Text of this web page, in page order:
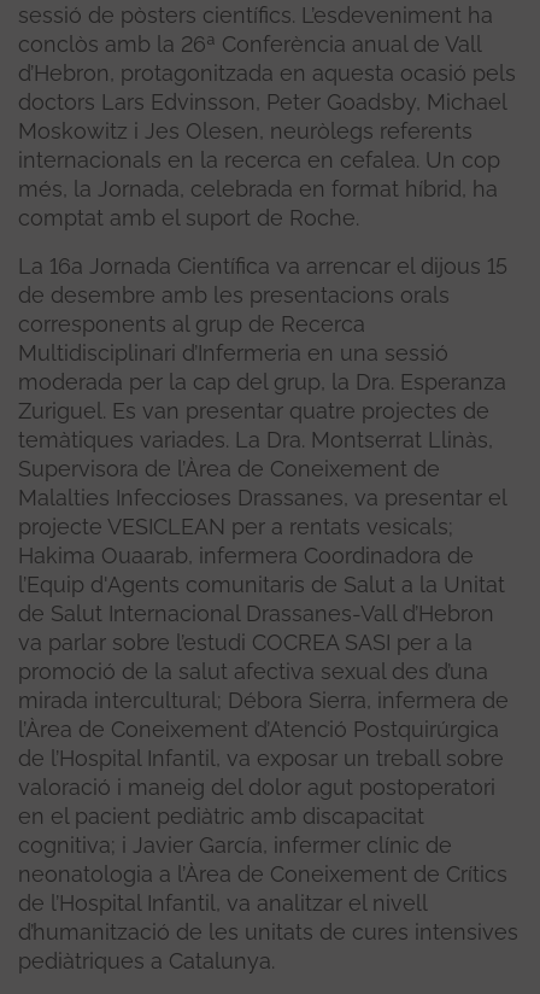
sessió de pòsters científics. L’esdeveniment ha
conclòs amb la 26ª Conferència anual de Vall
d’Hebron, protagonitzada en aquesta ocasió pels
doctors Lars Edvinsson, Peter Goadsby, Michael
Moskowitz i Jes Olesen, neuròlegs referents
internacionals en la recerca en cefalea. Un cop
més, la Jornada, celebrada en format híbrid, ha
comptat amb el suport de Roche.
La 16a Jornada Científica va arrencar el dijous 15
de desembre amb les presentacions orals
corresponents al grup de Recerca
Multidisciplinari d’Infermeria en una sessió
moderada per la cap del grup, la Dra. Esperanza
Zuriguel. Es van presentar quatre projectes de
temàtiques variades. La Dra. Montserrat Llinàs,
Supervisora de l’Àrea de Coneixement de
Malalties Infeccioses Drassanes, va presentar el
projecte VESICLEAN per a rentats vesicals;
Hakima Ouaarab, infermera Coordinadora de
l’Equip d'Agents comunitaris de Salut a la Unitat
de Salut Internacional Drassanes-Vall d’Hebron
va parlar sobre l’estudi COCREA SASI per a la
promoció de la salut afectiva sexual des d’una
mirada intercultural; Débora Sierra, infermera de
l’Àrea de Coneixement d’Atenció Postquirúrgica
de l’Hospital Infantil, va exposar un treball sobre
valoració i maneig del dolor agut postoperatori
en el pacient pediàtric amb discapacitat
cognitiva; i Javier García, infermer clínic de
neonatologia a l’Àrea de Coneixement de Crítics
de l’Hospital Infantil, va analitzar el nivell
d’humanització de les unitats de cures intensives
pediàtriques a Catalunya.